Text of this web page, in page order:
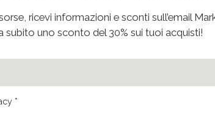
ricevi informazioni e sconti sull’email
subito uno sconto del 30% sui tuoi acquisti!
*